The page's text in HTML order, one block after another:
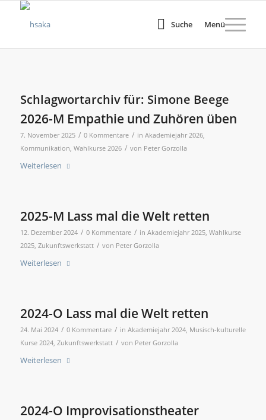
Suche Menü
Schlagwortarchiv für: Simone Beege
2026-M Empathie und Zuhören üben
7. November 2025 / 0 Kommentare / in Akademiejahr 2026,
Kommunikation, Wahlkurse 2026 / von Peter Gorzolla
Weiterlesen
2025-M Lass mal die Welt retten
12. Dezember 2024 / 0 Kommentare / in Akademiejahr 2025, Wahlkurse
2025, Zukunftswerkstatt / von Peter Gorzolla
Weiterlesen
2024-O Lass mal die Welt retten
24. Mai 2024 / 0 Kommentare / in Akademiejahr 2024, Musisch-kulturelle
Kurse 2024, Zukunftswerkstatt / von Peter Gorzolla
Weiterlesen
2024-O Improvisationstheater